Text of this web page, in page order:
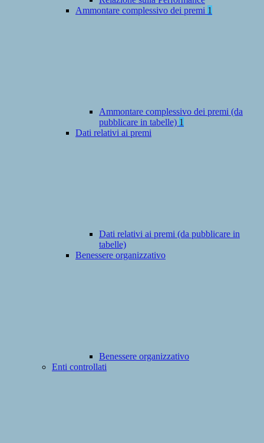
Ammontare complessivo dei premi 1
Ammontare complessivo dei premi (da
pubblicare in tabelle) 1
Dati relativi ai premi
Dati relativi ai premi (da pubblicare in
tabelle)
Benessere organizzativo
Benessere organizzativo
Enti controllati